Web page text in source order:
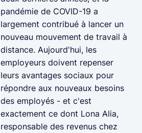
pandémie de COVID-19 a
largement contribué à lancer un
nouveau mouvement de travail à
distance. Aujourd'hui, les
employeurs doivent repenser
leurs avantages sociaux pour
répondre aux nouveaux besoins
des employés - et c'est
exactement ce dont Lona Alia,
responsable des revenus chez